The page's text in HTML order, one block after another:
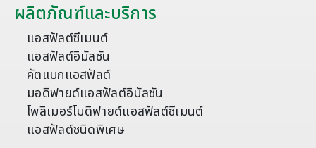
ผลิตภัณฑ์และบริการ
แอสฟัลต์ซีเมนต์
แอสฟัลต์อิมัลชัน
คัตแบกแอสฟัลต์
มอดิฟายด์แอสฟัลต์อิมัลชัน
โพลิเมอร์โมดิฟายด์แอสฟัลต์ซีเมนต์
แอสฟัลต์ชนิดพิเศษ